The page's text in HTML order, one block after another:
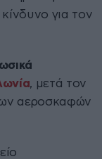
για τον
, μετά τον
αεροσκαφών